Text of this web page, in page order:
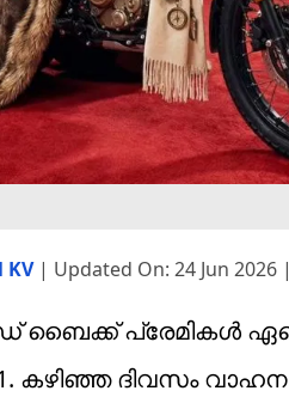
KV | Updated On: 24 Jun 2026
പ്രേമികള്‍
കഴിഞ്ഞ ദിവസം